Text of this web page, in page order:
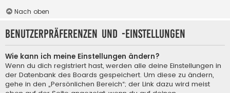
Nach oben
Benutzerpräferenzen und -einstellungen
Wie kann ich meine Einstellungen ändern?
Wenn du dich registriert hast, werden alle deine Einstellungen in
der Datenbank des Boards gespeichert. Um diese zu ändern,
gehe in den „Persönlichen Bereich“; der Link dazu wird meist